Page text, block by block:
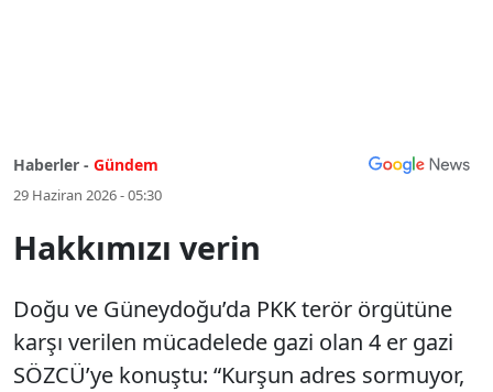
Haberler - Gündem
29 Haziran 2026 - 05:30
Hakkımızı verin
Doğu ve Güneydoğu’da PKK terör örgütüne
karşı verilen mücadelede gazi olan 4 er gazi
SÖZCÜ’ye konuştu: “Kurşun adres sormuyor,